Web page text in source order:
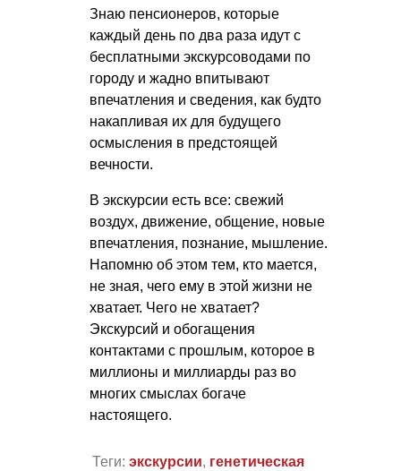
Знаю пенсионеров, которые
каждый день по два раза идут с
бесплатными экскурсоводами по
городу и жадно впитывают
впечатления и сведения, как будто
накапливая их для будущего
осмысления в предстоящей
вечности.
В экскурсии есть все: свежий
воздух, движение, общение, новые
впечатления, познание, мышление.
Напомню об этом тем, кто мается,
не зная, чего ему в этой жизни не
хватает. Чего не хватает?
Экскурсий и обогащения
контактами с прошлым, которое в
миллионы и миллиарды раз во
многих смыслах богаче
настоящего.
Теги: экскурсии, генетическая